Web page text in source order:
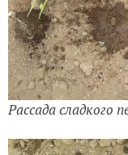
Рассада сладкого